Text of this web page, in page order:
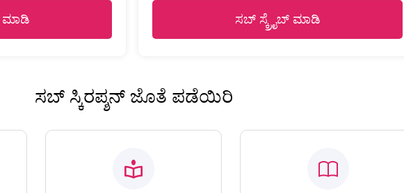
ಮಾಡಿ ಸಬ್ ಸ್ಕ್ರೈಬ್ ಮಾಡಿ
ಸಬ್ ಸ್ಕಿರಪ್ಶನ್ ಜೊತೆ ಪಡೆಯಿರಿ